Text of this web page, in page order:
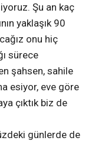
Şu an kaç
yaklaşık 90
onu hiç
sürece
şahsen, sahile
esiyor, eve göre
çıktık biz de
günlerde de